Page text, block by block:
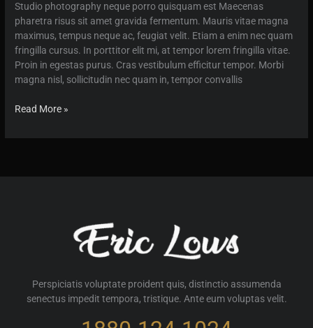
Studio photography neque porro quisquam est Maecenas
pharetra risus sit amet gravida fermentum. Mauris vitae magna
maximus, tempus neque ac, feugiat velit. Etiam a enim nec quam
fringilla cursus. In porttitor elit mi, at tempor lorem fringilla vitae.
Proin in egestas purus. Cras vestibulum efficitur tempor. Morbi
magna nisl, sollicitudin nec quam in, tempor convallis
Studio
Read More »
Perspiciatis voluptate proident quis, distinctio assumenda
senectus impedit tempora, tristique. Ante eum voluptas velit.